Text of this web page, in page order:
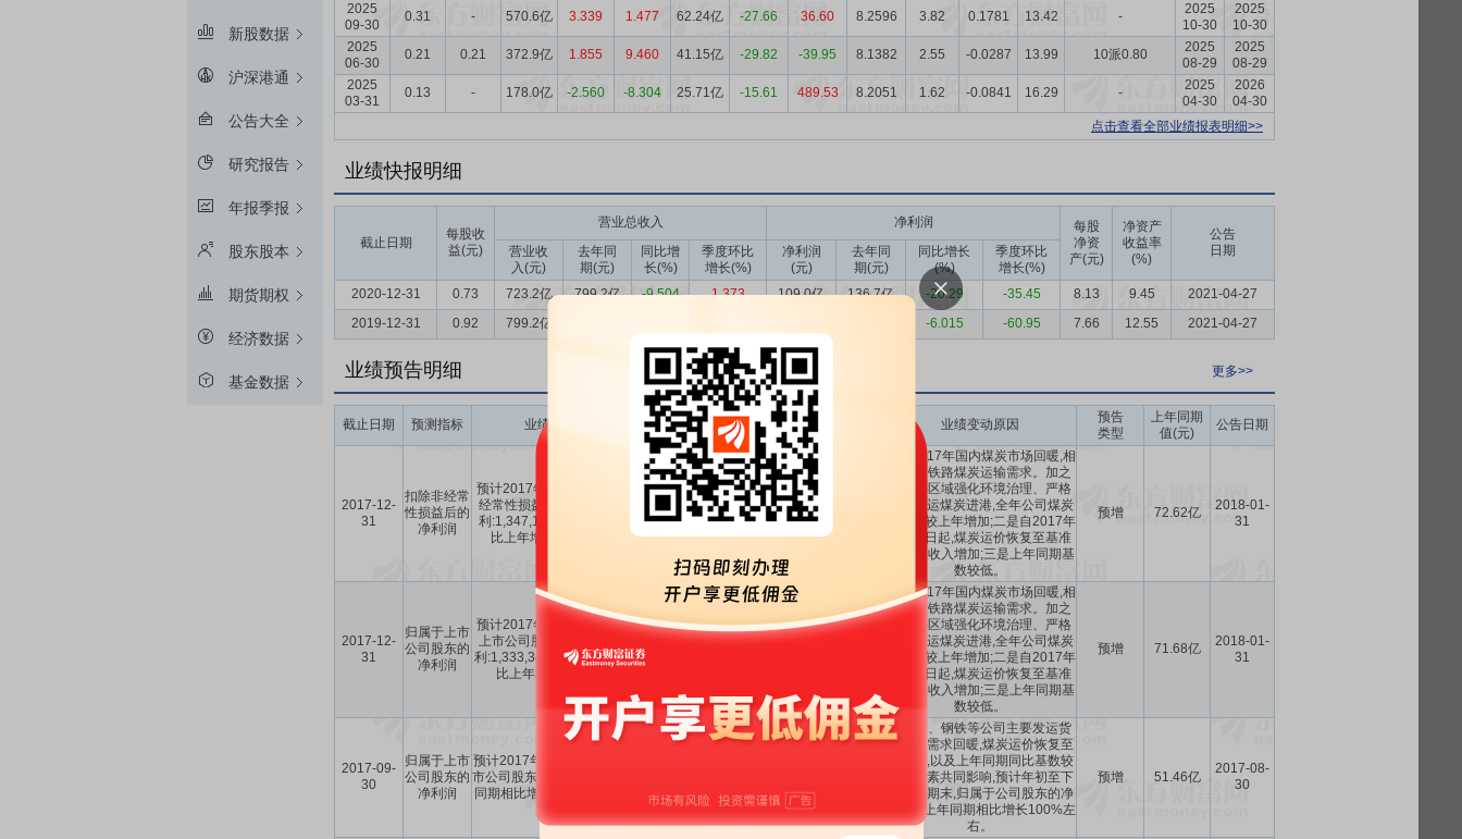
新股数据
沪深港通
公告大全
研究报告
年报季报
股东股本
期货期权
经济数据
基金数据
2025
09-30
0.31 - 570.6亿 3.339 1.477 62.24亿 -27.66 36.60 8.2596 3.82 0.1781 13.42 -
2025
10-30
2025
10-30
2025
06-30
0.21 0.21 372.9亿 1.855 9.460 41.15亿 -29.82 -39.95 8.1382 2.55 -0.0287 13.99 10派0.80
2025
08-29
2025
08-29
2025
03-31
0.13 - 178.0亿 -2.560 -8.304 25.71亿 -15.61 489.53 8.2051 1.62 -0.0841 16.29 -
2025
04-30
2026
04-30
点击查看全部业绩报表明细>>
业绩快报明细
截止日期
每股收
益(元)
营业总收入 净利润
每股
净资
产(元)
净资产
收益率
(%)
公告
日期
营业收
入(元)
去年同
期(元)
同比增
长(%)
季度环比
增长(%)
净利润
(元)
去年同
期(元)
同比增长
(%)
季度环比
增长(%)
2020-12-31
0.73 723.2亿 799.2亿 -9.504 1.373 109.0亿 136.7亿 -20.29 -35.45 8.13 9.45
2021-04-27
2019-12-31
0.92 799.2亿 -6.015 -60.95 7.66 12.55 2021-04-27
业绩预告明细 更多>>
截止日期 预测指标 业绩变动 预测数值(元) 业绩变动同比 业绩变动环比 业绩变动原因
预告
类型
上年同期
值(元)
公告日期
2017-12-
31
扣除非经常
性损益后的
净利润
预计2017年1-12月扣除非
经常性损益后的净利润盈
利:1,347,166.495万元,同
比上年增长:85.5%。
134.7亿 85.5% -39.65%
一是2017年国内煤炭市场回暖,相
应增加铁路煤炭运输需求。加之
环渤海区域强化环境治理、严格
管制汽运煤炭进港,全年公司煤炭
运量等较上年增加;二是自2017年
3月24日起,煤炭运价恢复至基准
价,公司收入增加;三是上年同期基
数较低。
预增 72.62亿
2018-01-
31
2017-12-
31
归属于上市
公司股东的
净利润
预计2017年1-12月归属于
上市公司股东的净利润盈
利:1,333,348.7511万元,同
比上年增长:86%。
一是2017年国内煤炭市场回暖,相
应增加铁路煤炭运输需求。加之
环渤海区域强化环境治理、严格
管制汽运煤炭进港,全年公司煤炭
运量等较上年增加;二是自2017年
3月24日起,煤炭运价恢复至基准
价,公司收入增加;三是上年同期基
数较低。
预增 71.68亿
2018-01-
31
2017-09-
30
归属于上市
公司股东的
净利润
预计2017年1-9月归属于上
市公司股东的净利润较上年
同期相比增长100%左右。
受煤炭、钢铁等公司主要发运货
品运输需求回暖,煤炭运价恢复至
基准价,以及上年同期同比基数较
低等因素共同影响,预计年初至下
一报告期末,归属于公司股东的净
利润与上年同期相比增长100%左
右。
预增 51.46亿
2017-08-
30